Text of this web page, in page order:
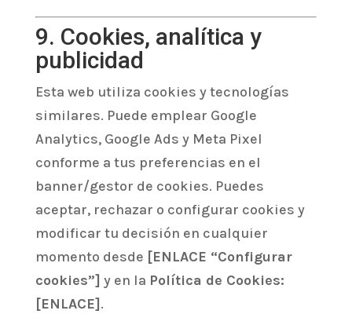
9. Cookies, analítica y
publicidad
Esta web utiliza cookies y tecnologías
similares. Puede emplear Google
Analytics, Google Ads y Meta Pixel
conforme a tus preferencias en el
banner/gestor de cookies. Puedes
aceptar, rechazar o configurar cookies y
modificar tu decisión en cualquier
momento desde [ENLACE “Configurar
cookies”] y en la Política de Cookies:
[ENLACE] .